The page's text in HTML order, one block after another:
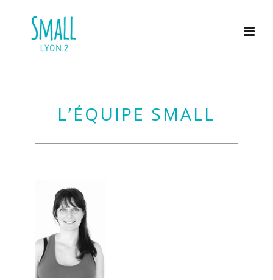
L’ÉQUIPE SMALL